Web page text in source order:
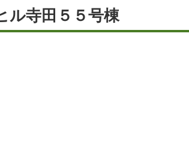
ル寺田５５号棟